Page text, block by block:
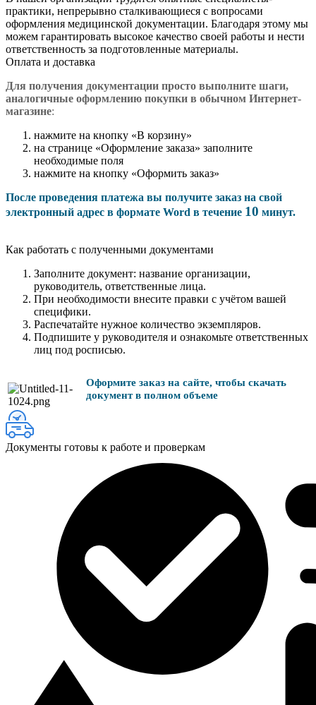
практики, непрерывно сталкивающиеся с вопросами
оформления медицинской документации. Благодаря этому мы
можем гарантировать высокое качество своей работы и нести
ответственность за подготовленные материалы.
Оплата и доставка
Для получения документации просто выполните шаги,
аналогичные оформлению покупки в обычном Интернет-
магазине:
нажмите на кнопку «В корзину»
на странице «Оформление заказа» заполните
необходимые поля
нажмите на кнопку «Оформить заказ»
После проведения платежа вы получите заказ на свой
электронный адрес в формате Word в течение 10 минут.
Как работать с полученными документами
Заполните документ: название организации,
руководитель, ответственные лица.
При необходимости внесите правки с учётом вашей
специфики.
Распечатайте нужное количество экземпляров.
Подпишите у руководителя и ознакомьте ответственных
лиц под росписью.
Оформите заказ на сайте, чтобы скачать
документ в полном объеме
Документы готовы к работе и проверкам